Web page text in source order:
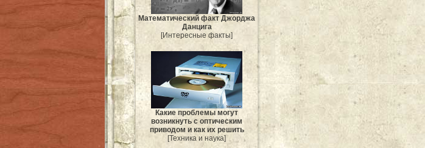
Mатематический факт Джорджа
Данцига
[Интересные факты]
Какие проблемы могут
возникнуть с оптическим
приводом и как их решить
[Техника и наука]